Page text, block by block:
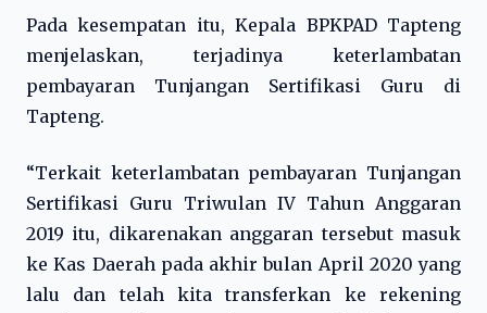
Pada kesempatan itu, Kepala BPKPAD Tapteng
menjelaskan, terjadinya keterlambatan
pembayaran Tunjangan Sertifikasi Guru di
Tapteng.
“Terkait keterlambatan pembayaran Tunjangan
Sertifikasi Guru Triwulan IV Tahun Anggaran
2019 itu, dikarenakan anggaran tersebut masuk
ke Kas Daerah pada akhir bulan April 2020 yang
lalu dan telah kita transferkan ke rekening